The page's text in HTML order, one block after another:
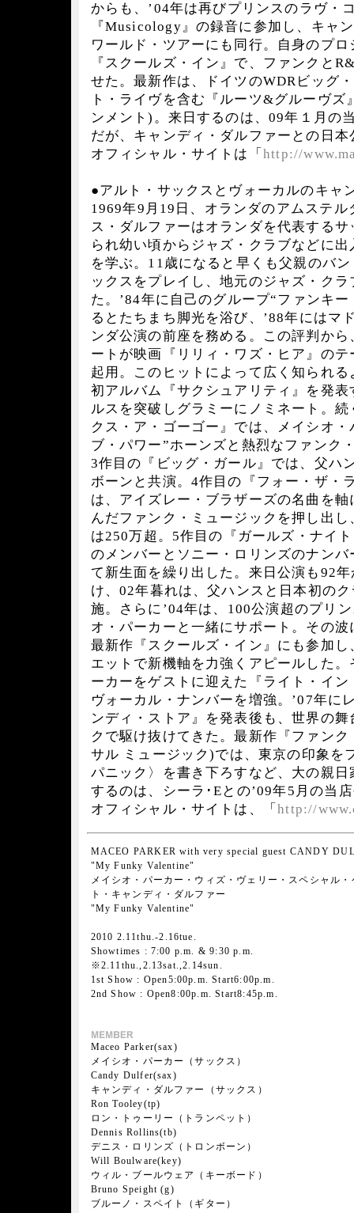
からも、’04年は再びプリンスのラヴ・
『Musicology』の録音に参加し、キャ
ワールド・ツアーにも同行。自身のプ
『スクールズ・イン』で、ファンクと
せた。最新作は、ドイツのWDRビッグ
ト・ライヴを含む『ルーツ&グルーヴズ
ンメント)。来日するのは、09年１月の
だが、キャンディ・ダルファーとの日
オフィシャル・サイトは「 http://
●アルト・サックスとヴォーカルのキャ
1969年9月19日、オランダのアムステ
ス・ダルファーはオランダを代表する
られ幼い頃からジャズ・クラブなどに
を学ぶ。11歳になると早くも父親のバ
ックスをプレイし、地元のジャズ・ク
た。’84年に自己のグループ“ファンキ
るとたちまち脚光を浴び、’88年にはマ
ンダ公演の前座を務める。この評判か
ートが映画『リリィ・ワズ・ヒア』の
起用。このヒットによって広く知られ
初アルバム『サクシュアリティ』を発
ルスを突破しグラミーにノミネート。
クス・ア・ゴーゴー』では、メイシオ
ブ・パワー”ホーンズと熱烈なファンク
3作目の『ビッグ・ガール』では、父ハ
ボーンと共演。4作目の『フォー・ザ・
は、アイズレー・ブラザーズの名曲を
んだファンク・ミュージックを押し出
は250万超。5作目の『ガールズ・ナイ
のメンバーとソニー・ロリンズのナン
て新生面を繰り出した。来日公演も92
け、02年暮れは、父ハンスと日本初の
施。さらに’04年は、100公演超のプリ
オ・パーカーと一緒にサポート。その
最新作『スクールズ・イン』にも参加
エットで新機軸を力強くアピールした
ーカーをゲストに迎えた『ライト・イ
ヴォーカル・ナンバーを増強。’07年に
ンディ・ストア』を発表後も、世界の
クで駆け抜けてきた。最新作『ファン
サル ミュージック)では、東京の印象を
パニック〉を書き下ろすなど、大の親
するのは、シーラ･Eとの’09年5月の当
オフィシャル・サイトは、「http://
MACEO PARKER with very special guest CANDY
"My Funky Valentine"
メイシオ・パーカー・ウィズ・ヴェリー・スペシャル・
ト・キャンディ・ダルファー
"My Funky Valentine"
2010 2.11thu.-2.16tue.
Showtimes : 7:00 p.m. & 9:30 p.m.
※2.11thu.,2.13sat.,2.14sun.
1st Show : Open5:00p.m. Start6:00p.m.
2nd Show : Open8:00p.m. Start8:45p.m.
Maceo Parker(sax)
メイシオ・パーカー（サックス）
Candy Dulfer(sax)
キャンディ・ダルファー（サックス）
Ron Tooley(tp)
ロン・トゥーリー（トランペット）
Dennis Rollins(tb)
デニス・ロリンズ（トロンボーン）
Will Boulware(key)
ウィル・ブールウェア（キーボード）
Bruno Speight (g)
ブルーノ・スペイト（ギター）